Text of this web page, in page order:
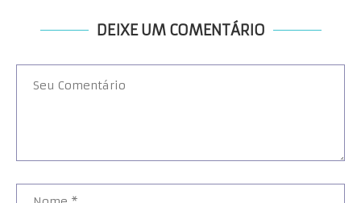
DEIXE UM COMENTÁRIO